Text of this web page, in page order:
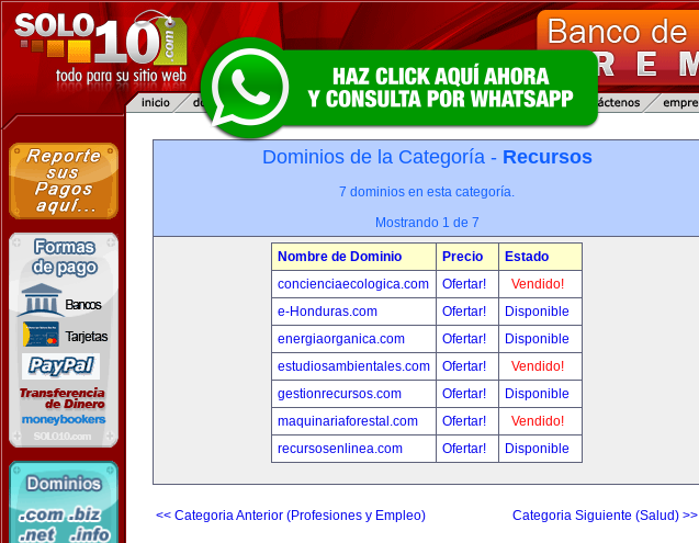
Dominios de la Categoría - Recursos
7 dominios en esta categoría.
Mostrando 1 de 7
Nombre de Dominio Precio
Estado
concienciaecologica.com
Ofertar!
Vendido!
e-Honduras.com
Ofertar!
Disponible
energiaorganica.com
Ofertar!
Disponible
estudiosambientales.com
Ofertar!
Vendido!
gestionrecursos.com
Ofertar!
Disponible
maquinariaforestal.com
Ofertar!
Vendido!
recursosenlinea.com
Ofertar! Disponible
<< Categoria Anterior (Profesiones y Empleo) Categoria Siguiente (Salud) >>